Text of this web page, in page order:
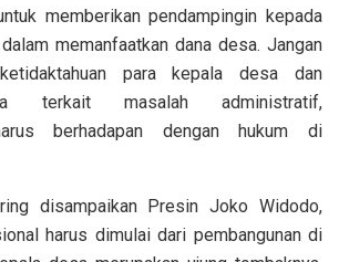
memberikan pendampingin kepada
memanfaatkan dana desa. Jangan
para kepala desa dan
terkait masalah administratif,
berhadapan dengan hukum di
disampaikan Presin Joko Widodo,
harus dimulai dari pembangunan di